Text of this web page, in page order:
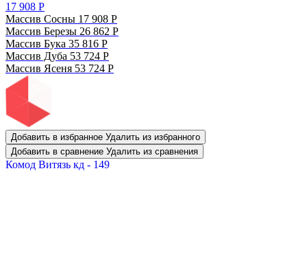
17 908 Р
Массив Сосны 17 908 Р
Массив Березы 26 862 Р
Массив Бука 35 816 Р
Массив Дуба 53 724 Р
Массив Ясеня 53 724 Р
Добавить в избранное Удалить из избранного
Добавить в сравнение Удалить из сравнения
Комод Витязь кд - 149